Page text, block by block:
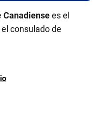
Canadiensees el
consulado de